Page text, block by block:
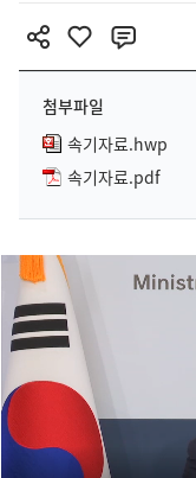
첨부파일
속기자료.hwp
속기자료.pdf